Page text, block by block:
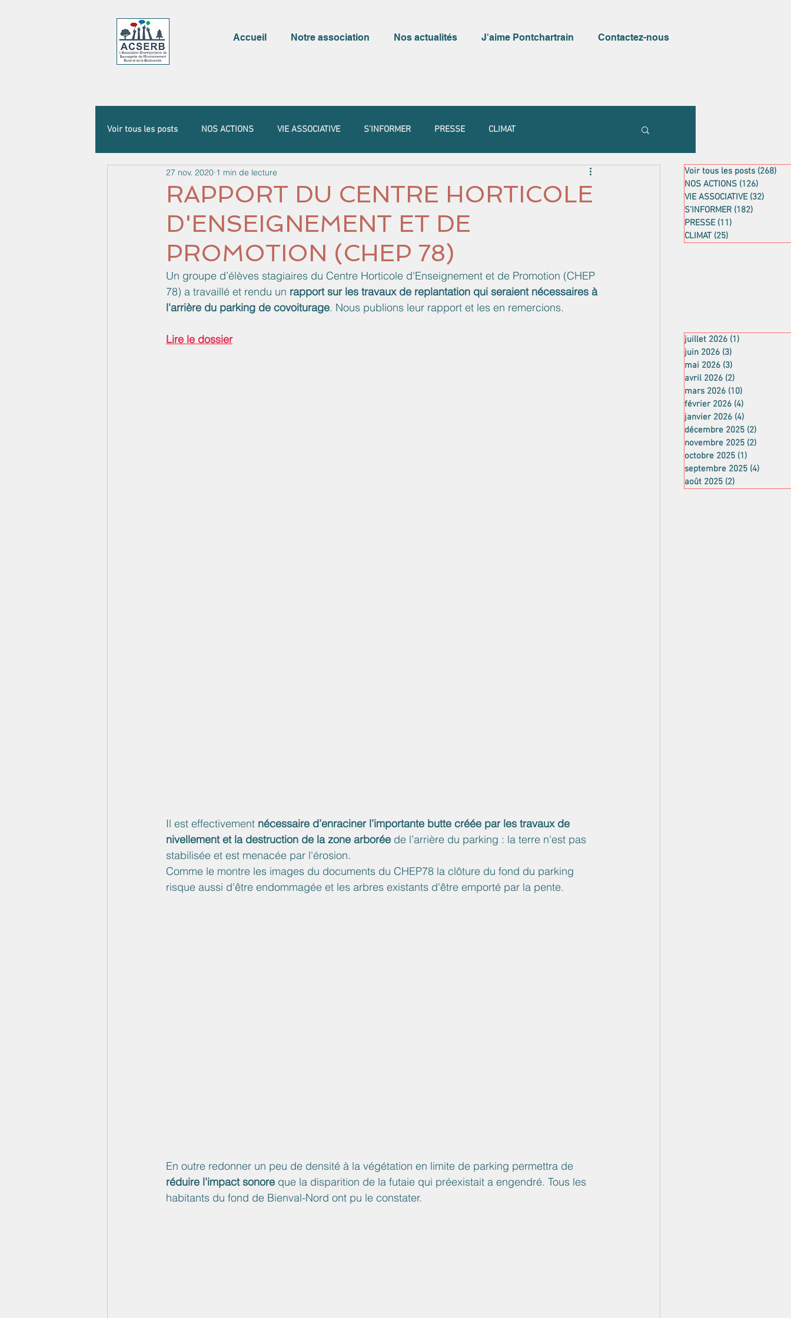
Accueil Notre association Nos actualités J'aime Pontchartrain Contactez-nous
Voir tous les posts NOS ACTIONS VIE ASSOCIATIVE S'INFORMER PRESSE CLIMAT
RAPPORT DU CENTRE HORTICOLE
D'ENSEIGNEMENT ET DE
PROMOTION (CHEP 78)
27 nov. 2020 1 min de lecture
Un groupe d’élèves stagiaires du Centre Horticole d'Enseignement et de Promotion (CHEP
78) a travaillé et rendu un rapport sur les travaux de replantation qui seraient nécessaires à
l'arrière du parking de covoiturage. Nous publions leur rapport et les en remercions.
Lire le dossier
Il est effectivement nécessaire d’enraciner l’importante butte créée par les travaux de
nivellement et la destruction de la zone arborée de l’arrière du parking : la terre n'est pas
stabilisée et est menacée par l'érosion.
Comme le montre les images du documents du CHEP78 la clôture du fond du parking
risque aussi d'être endommagée et les arbres existants d'être emporté par la pente.
En outre redonner un peu de densité à la végétation en limite de parking permettra de
réduire l'impact sonore que la disparition de la futaie qui préexistait a engendré. Tous les
habitants du fond de Bienval-Nord ont pu le constater.
Voir tous les posts (268)
NOS ACTIONS (126)
VIE ASSOCIATIVE (32)
S'INFORMER (182)
PRESSE (11)
CLIMAT (25)
juillet 2026 (1)
juin 2026 (3)
mai 2026 (3)
avril 2026 (2)
mars 2026 (10)
février 2026 (4)
janvier 2026 (4)
décembre 2025 (2)
novembre 2025 (2)
octobre 2025 (1)
septembre 2025 (4)
août 2025 (2)